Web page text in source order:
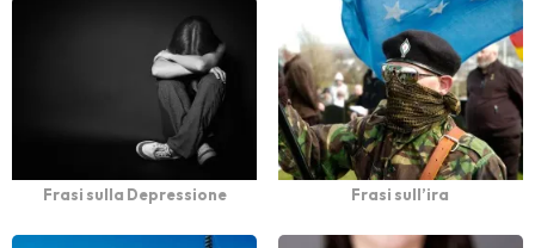
Frasi sulla Depressione Frasi sull’ira